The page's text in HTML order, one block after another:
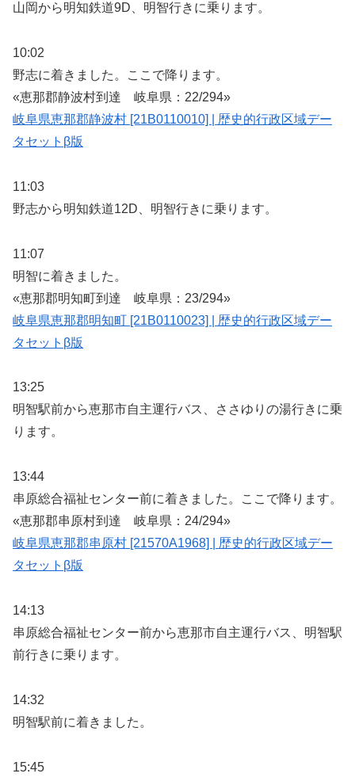
山岡から明知鉄道9D、明智行きに乗ります。
10:02
野志に着きました。ここで降ります。
«恵那郡静波村到達 岐阜県：22/294»
岐阜県恵那郡静波村 [21B0110010] | 歴史的行政区域デー
タセットβ版
11:03
野志から明知鉄道12D、明智行きに乗ります。
11:07
明智に着きました。
«恵那郡明知町到達 岐阜県：23/294»
岐阜県恵那郡明知町 [21B0110023] | 歴史的行政区域デー
タセットβ版
13:25
明智駅前から恵那市自主運行バス、ささゆりの湯行きに乗
ります。
13:44
串原総合福祉センター前に着きました。ここで降ります。
«恵那郡串原村到達 岐阜県：24/294»
岐阜県恵那郡串原村 [21570A1968] | 歴史的行政区域デー
タセットβ版
14:13
串原総合福祉センター前から恵那市自主運行バス、明智駅
前行きに乗ります。
14:32
明智駅前に着きました。
15:45